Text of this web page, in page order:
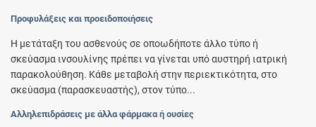
Προφυλάξεις και προειδοποιήσεις
Η μετάταξη του ασθενούς σε οποωδήποτε άλλο τύπο ή
σκεύασμα ινσουλίνης πρέπει να γίνεται υπό αυστηρή ιατρική
παρακολούθηση. Κάθε μεταβολή στην περιεκτικότητα, στο
σκεύασμα (παρασκευαστής), στον τύπο...
Αλληλεπιδράσεις με άλλα φάρμακα ή ουσίες